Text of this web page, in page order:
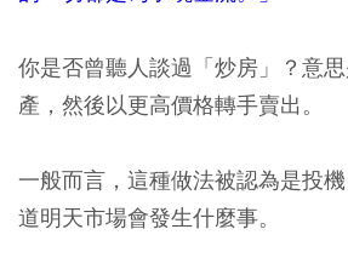
你是否曾聽人談過「炒房」？意
產，然後以更高價格轉手賣出。
一般而言，這種做法被認為是投
道明天市場會發生什麼事。